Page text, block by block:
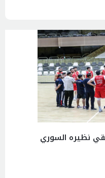
نظيره السوري